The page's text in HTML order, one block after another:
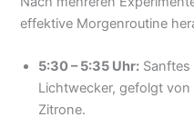
effektive Morgenroutine
5:30 – 5:35 Uhr:
Lichtwecker, gefolgt
Zitrone.